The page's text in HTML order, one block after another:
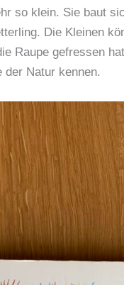
so klein. Sie baut
Die Kleinen
Raupe gefressen
der Natur kennen.